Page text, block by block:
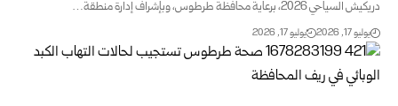
دريكيش السياحي 2026، برعاية محافظة طرطوس، وبإشراف إدارة منطقة…
يوليو 17, 2026 يوليو 17, 2026